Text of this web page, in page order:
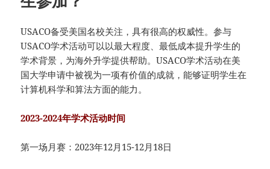
USACO备受美国名校关注，具有很高的权威性。参与
USACO学术活动可以以最大程度、最低成本提升学生的
学术背景，为海外升学提供帮助。USACO学术活动在美
国大学申请中被视为一项有价值的成就，能够证明学生在
计算机科学和算法方面的能力。
2023-2024年学术活动时间
第一场月赛：2023年12月15-12月18日